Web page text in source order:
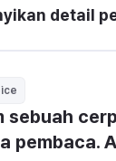
detail
sebuah
pembaca.